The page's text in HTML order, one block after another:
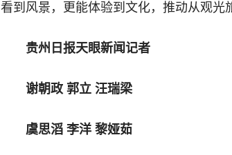
看到风景，更能体验到文化，推动从观光
贵州日报天眼新闻记者
谢朝政 郭立 汪瑞梁
虞思滔 李洋 黎娅茹